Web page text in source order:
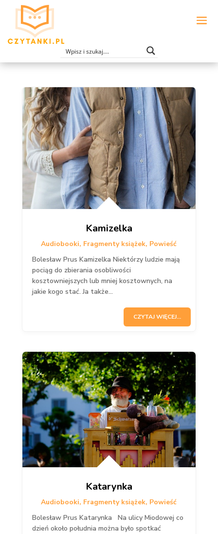
Kamizelka
Audiobooki, Fragmenty książek, Powieść
Bolesław Prus Kamizelka Niektórzy ludzie mają
pociąg do zbierania osobliwości
kosztowniejszych lub mniej kosztownych, na
jakie kogo stać. Ja także...
CZYTAJ WIĘCEJ...
Katarynka
Audiobooki, Fragmenty książek, Powieść
Bolesław Prus Katarynka Na ulicy Miodowej co
dzień około południa można było spotkać